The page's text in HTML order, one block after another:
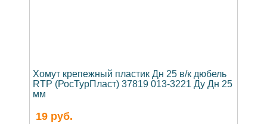
Хомут крепежный пластик Дн 25 в/к дюбель
RTP (РосТурПласт) 37819 013-3221 Ду Дн 25
мм
19 руб.